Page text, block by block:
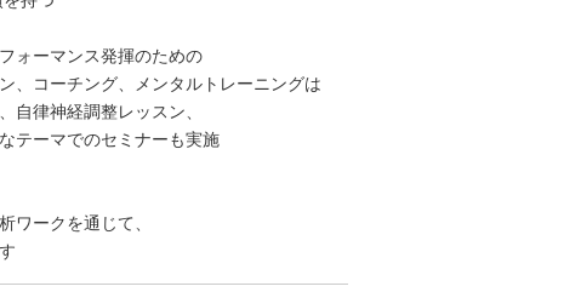
ォーマンス発揮のための
、コーチング、メンタルトレーニングは
律神経調整レッスン、
テーマでのセミナーも実施
ワークを通じて、